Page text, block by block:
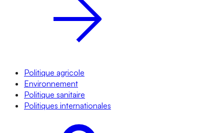
Politique agricole
Environnement
Politique sanitaire
Politiques internationales